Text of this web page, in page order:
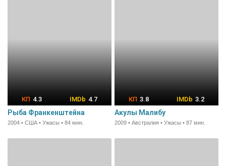
4.3 4.7
Рыба Франкенштейна
2004 • США • Ужасы • 84 мин.
3.8 3.2
Акулы Малибу
2009 • Австралия • Ужасы • 87 мин.